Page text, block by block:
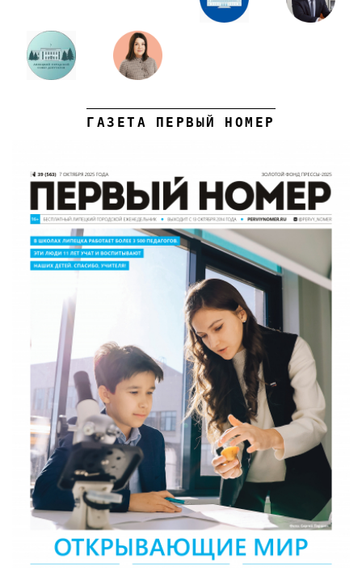
ГАЗЕТА ПЕРВЫЙ НОМЕР